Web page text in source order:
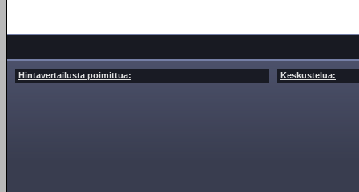
Hintavertailusta poimittua: Keskustelua: